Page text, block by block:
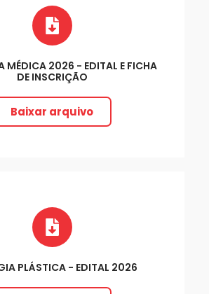
MÉDICA 2026 - EDITAL E FICHA
DE INSCRIÇÃO
Baixar arquivo
PLÁSTICA - EDITAL 2026